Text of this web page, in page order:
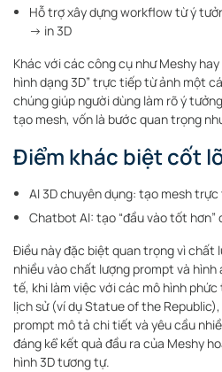
Hỗ trợ xây dựng workflow từ ý
→ in 3D
Khác với các công cụ như Meshy
hình dạng 3D” trực tiếp từ ảnh một
chúng giúp người dùng làm rõ ý
tạo mesh, vốn là bước quan trọng
Điểm khác biệt cốt
AI 3D chuyên dụng: tạo mesh
Chatbot AI: tạo “đầu vào tốt hơn”
Điều này đặc biệt quan trọng vì chất
nhiều vào chất lượng prompt và
tế, khi làm việc với các mô hình
lịch sử (ví dụ Statue of the
prompt mô tả chi tiết và yêu cầu
đáng kể kết quả đầu ra của Meshy
hình 3D tương tự.